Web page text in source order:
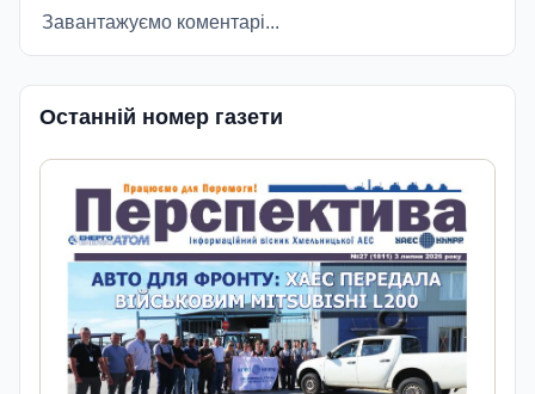
Завантажуємо коментарі...
Останній номер газети